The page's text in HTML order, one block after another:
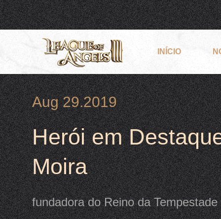
INÍCIO
Aug 29.2019
Herói em
Moira
fundadora do Reino da Tempestade